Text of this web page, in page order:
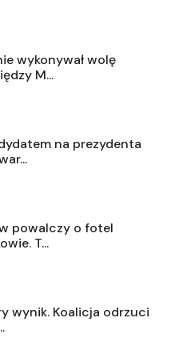
wykonywał wolę
M...
na prezydenta
powalczy o fotel
T...
wynik. Koalicja odrzuci